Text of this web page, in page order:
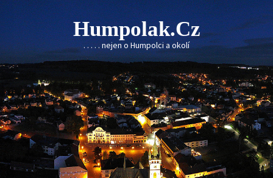
Skip
to
content
Humpolak.cz
. . . . . nejen o Humpolci a okolí